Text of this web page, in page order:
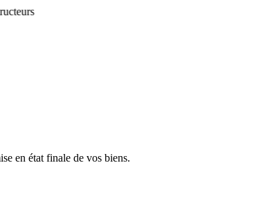
en état finale de vos biens.